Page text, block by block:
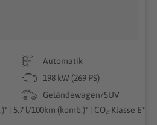
Automatik
198 kW (269 PS)
Geländewagen/SUV
| 5.7 l/100km (komb.)* | CO₂-Klasse E*